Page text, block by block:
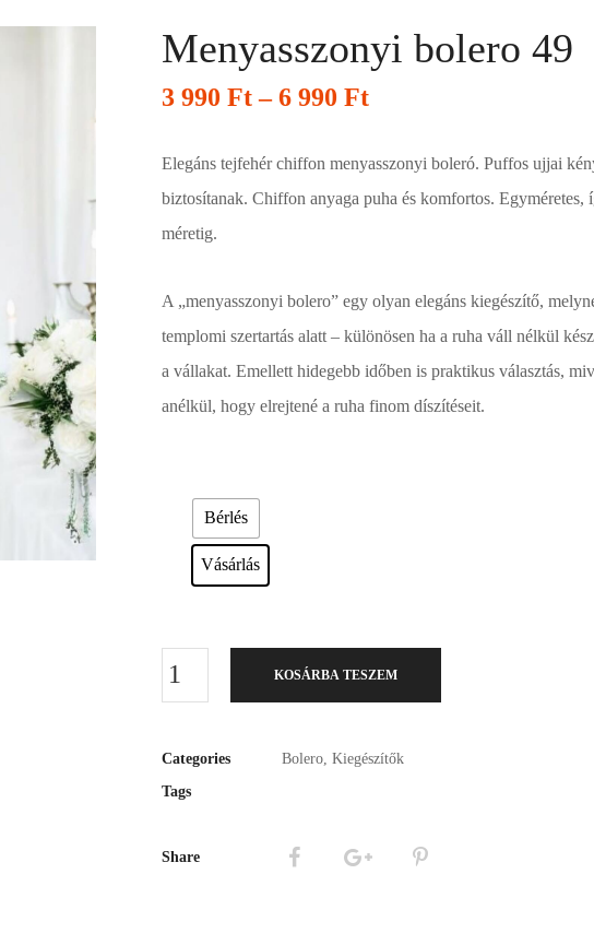
Menyasszonyi bolero 49
3 990 Ft – 6 990 Ft
Elegáns tejfehér chiffon menyasszonyi boleró. Puffos ujjai
biztosítanak. Chiffon anyaga puha és komfortos. Egyméretes,
méretig.
A „menyasszonyi bolero” egy olyan elegáns kiegészítő,
templomi szertartás alatt – különösen ha a ruha váll nélkül
a vállakat. Emellett hidegebb időben is praktikus választás,
anélkül, hogy elrejtené a ruha finom díszítéseit.
Bérlés
Vásárlás
KOSÁRBA TESZEM
Categories Bolero Kiegészítők
Tags
Share